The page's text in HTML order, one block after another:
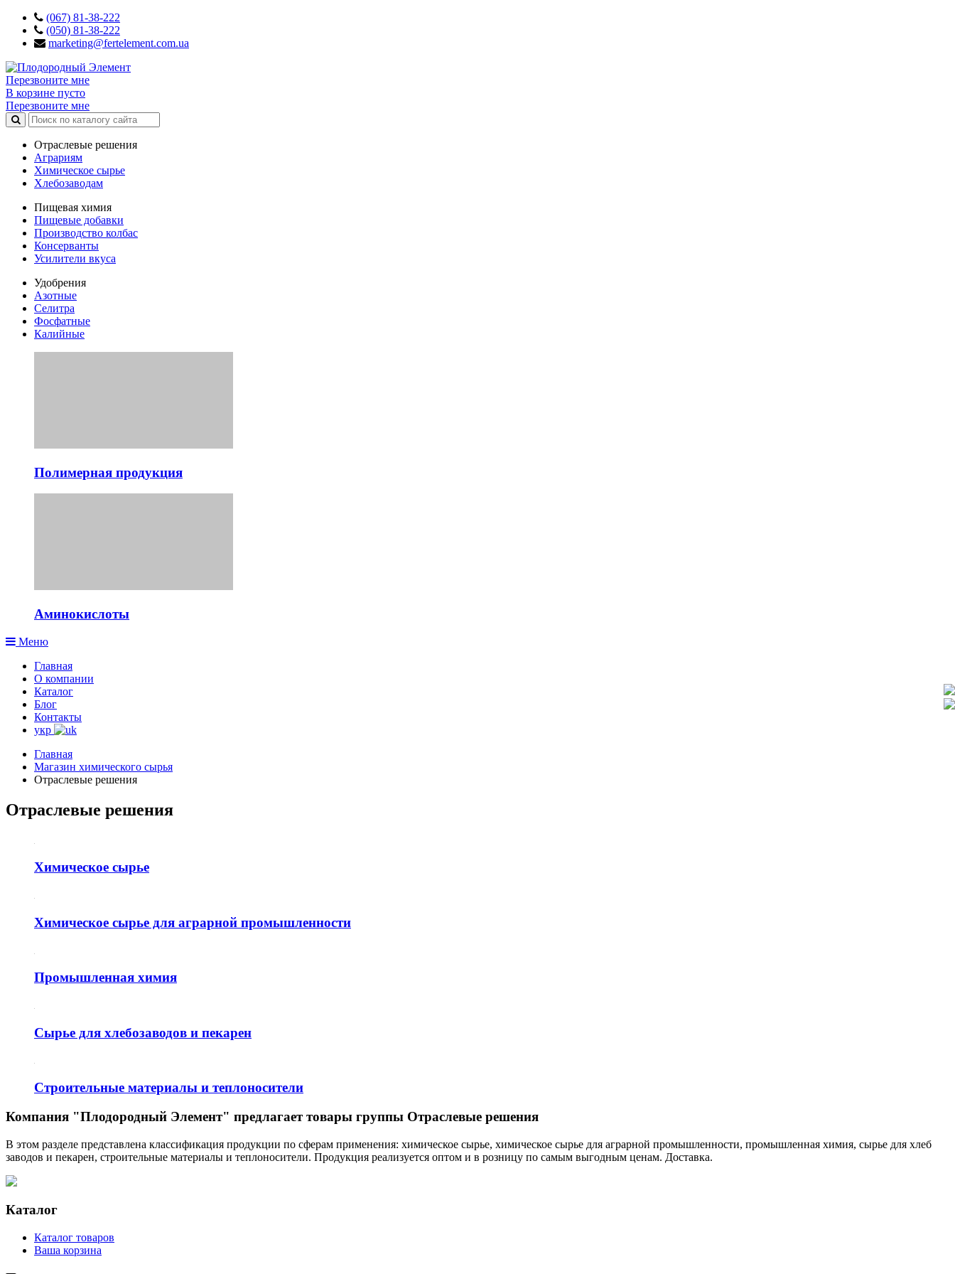
(067) 81-38-222
(050) 81-38-222
marketing@fertelement.com.ua
Перезвоните мне
В корзине пусто
Перезвоните мне
Отраслевые решения
Аграриям
Химическое сырье
Хлебозаводам
Пищевая химия
Пищевые добавки
Производство колбас
Консерванты
Усилители вкуса
Удобрения
Азотные
Селитра
Фосфатные
Калийные
Полимерная продукция
Аминокислоты
Меню
Главная
О компании
Каталог
Блог
Контакты
укр
Главная
Магазин химического сырья
Отраслевые решения
Отраслевые решения
Химическое сырье
Химическое сырье для аграрной промышленности
Промышленная химия
Сырье для хлебозаводов и пекарен
Строительные материалы и теплоносители
Компания "Плодородный Элемент" предлагает товары группы Отраслевые решения
В этом разделе представлена классификация продукции по сферам применения: химическое сырье, химическое сырье для аграрной промышленности, промышленная химия, сырье для хлеб
заводов и пекарен, строительные материалы и теплоносители. Продукция реализуется оптом и в розницу по самым выгодным ценам. Доставка.
Каталог
Каталог товаров
Ваша корзина